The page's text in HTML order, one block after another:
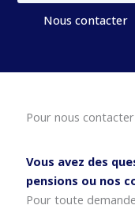
Nous contacter
Pour nous contacter
Vous avez des
pensions ou nos
Pour toute